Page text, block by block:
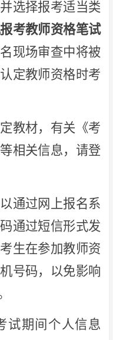
选择报考适当类
考教师资格笔试
名现场审查中将被
定教师资格时考
教材，有关《考
相关信息，请登
通过网上报名系
通过短信形式发
生在参加教师资
号码，以免影响
试期间个人信息